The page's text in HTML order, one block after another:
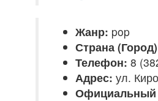
Жанр: pop
Страна
Телефон: 8
Адрес: ул.
Официальный